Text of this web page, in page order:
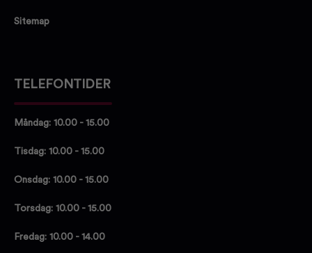
Sitemap
TELEFONTIDER
Måndag: 10.00 - 15.00
Tisdag: 10.00 - 15.00
Onsdag: 10.00 - 15.00
Torsdag: 10.00 - 15.00
Fredag: 10.00 - 14.00